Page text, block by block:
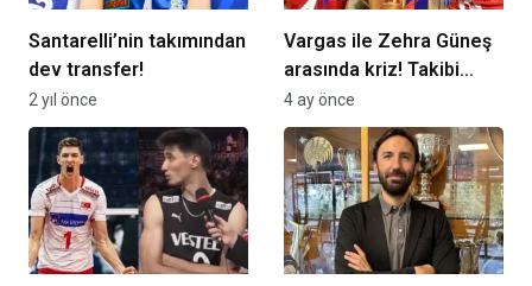
Santarelli’nin takımından
dev transfer!
2 yıl önce
Vargas ile Zehra Güneş
arasında kriz! Takibi
bıraktılar
4 ay önce